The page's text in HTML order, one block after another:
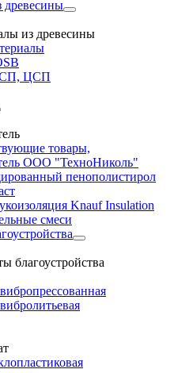
древесины
из древесины
ЦСП
товары,
ООО "ТехноНиколь"
пенополистирол
Knauf Insulation
смеси
благоустройства